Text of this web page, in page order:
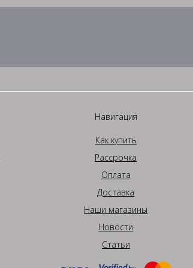
Навигация
Как купить
Рассрочка
Оплата
Доставка
Наши магазины
Новости
Статьи